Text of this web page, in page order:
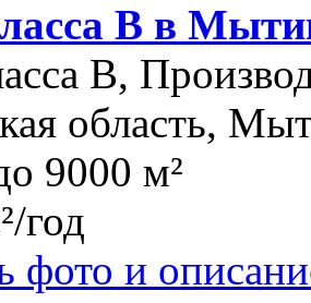
В в
B,
область,
9000 м²
год
фото и